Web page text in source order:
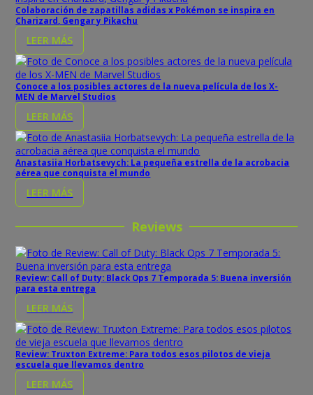
Colaboración de zapatillas adidas x Pokémon se inspira en
Charizard, Gengar y Pikachu
LEER MÁS
Conoce a los posibles actores de la nueva película de los X-
MEN de Marvel Studios
LEER MÁS
Anastasiia Horbatsevych: La pequeña estrella de la acrobacia
aérea que conquista el mundo
LEER MÁS
Reviews
Review: Call of Duty: Black Ops 7 Temporada 5: Buena inversión
para esta entrega
LEER MÁS
Review: Truxton Extreme: Para todos esos pilotos de vieja
escuela que llevamos dentro
LEER MÁS